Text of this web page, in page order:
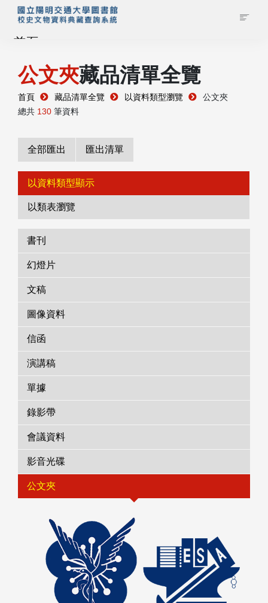
首頁
藏品查詢
校史館簡介
藏品清單全覽
資料調閱申請
管理者登入
公文夾藏品清單全覽
首頁 藏品清單全覽 以資料類型瀏覽
公文夾
總共 130 筆資料
全部匯出 匯出清單
以資料類型顯示
以類表瀏覽
書刊
幻燈片
文稿
圖像資料
信函
演講稿
單據
錄影帶
會議資料
影音光碟
公文夾